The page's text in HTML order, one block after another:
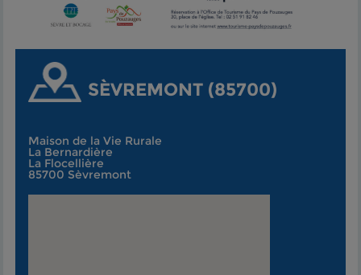
SÈVREMONT (85700)
Maison de la Vie Rurale
La Bernardière
La Flocellière
85700 Sèvremont